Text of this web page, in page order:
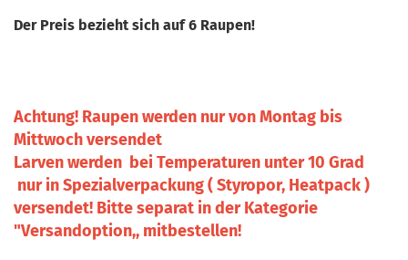
Der Preis bezieht sich auf 6 Raupen!
Achtung! Raupen werden nur von Montag bis
Mittwoch versendet
Larven werden bei Temperaturen unter 10 Grad
nur in Spezialverpackung ( Styropor, Heatpack )
versendet! Bitte separat in der Kategorie
"Versandoption,, mitbestellen!